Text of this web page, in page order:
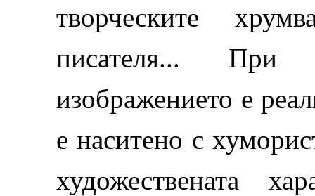
творческите
писателя... При
изображението е
е наситено с
художествената